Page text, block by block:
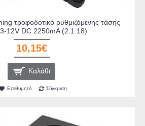
τροφοδοτικό ρυθμιζόμενης τάσης
12V DC 2250mA (2.1.18)
10,15€
Καλάθι
Επιθυμητό Σύγκριση